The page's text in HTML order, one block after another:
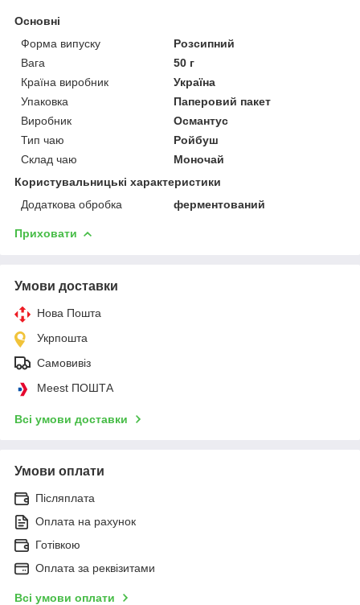
Основні
Форма випуску
Розсипний
Вага
50 г
Країна виробник
Україна
Упаковка
Паперовий пакет
Виробник
Османтус
Тип чаю
Ройбуш
Склад чаю
Моночай
Користувальницькі характеристики
Додаткова обробка
ферментований
Приховати
Умови доставки
Нова Пошта
Укрпошта
Самовивіз
Meest ПОШТА
Всі умови доставки
Умови оплати
Післяплата
Оплата на рахунок
Готівкою
Оплата за реквізитами
Всі умови оплати